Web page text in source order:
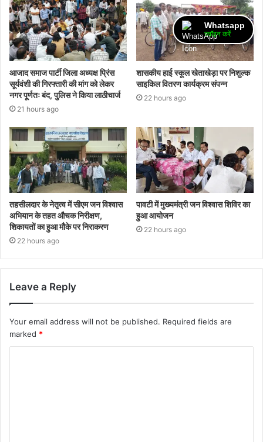
आजाद समाज पार्टी जिला अध्यक्ष प्रिंस
सूर्यवंशी की गिरफ्तारी की मांग को लेकर
नगर पूर्णतः बंद, पुलिस ने किया लाठीचार्ज
21 hours ago
शासकीय हाई स्कूल खेताखेड़ा पर निशुल्क
साइकिल वितरण कार्यक्रम संपन्न
22 hours ago
तहसीलदार के नेतृत्व में सीएम जन विश्वास
अभियान के तहत औचक निरीक्षण,
शिकायतों का हुआ मौके पर निराकरण
22 hours ago
पावटी में मुख्यमंत्री जन विश्वास शिविर का
हुआ आयोजन
22 hours ago
Leave a Reply
Your email address will not be published. Required fields are
marked *
Whatsapp
ज्वॉइन करें